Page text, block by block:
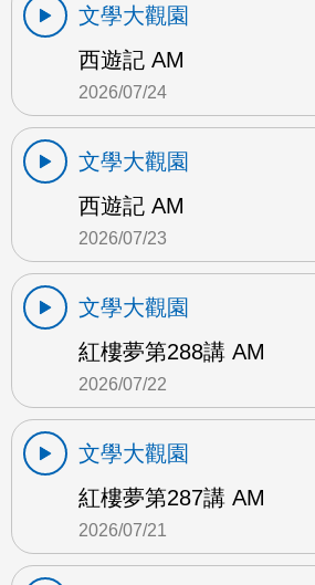
文學大觀園
西遊記 AM
2026/07/24
文學大觀園
西遊記 AM
2026/07/23
文學大觀園
紅樓夢第288講 AM
2026/07/22
文學大觀園
紅樓夢第287講 AM
2026/07/21